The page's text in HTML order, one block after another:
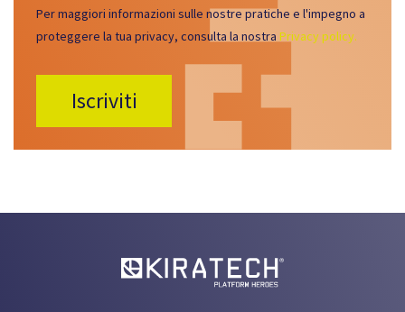
Per maggiori informazioni sulle nostre pratiche e l'impegno a
proteggere la tua privacy, consulta la nostra Privacy policy.